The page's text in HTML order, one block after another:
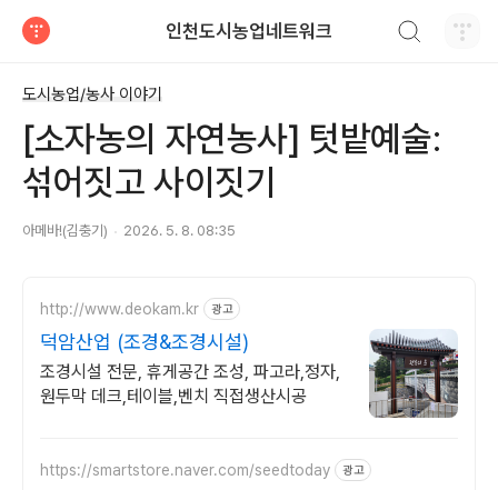
인천도시농업네트워크
도시농업/농사 이야기
[소자농의 자연농사] 텃밭예술:
섞어짓고 사이짓기
아메바!(김충기) 2026. 5. 8. 08:35
http://www.deokam.kr 광고
덕암산업 (조경&조경시설)
조경시설 전문, 휴게공간 조성, 파고라,정자,
원두막 데크,테이블,벤치 직접생산시공
https://smartstore.naver.com/seedtoday 광고